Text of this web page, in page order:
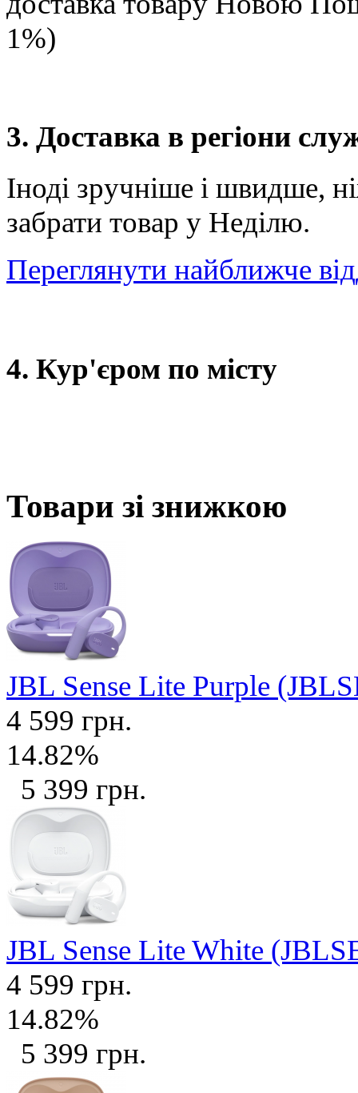
1%)
3. Доставка в регіони
Іноді зручніше і швидше,
забрати товар у Неділю.
Переглянути найближче
4. Кур'єром по місту
Товари зі знижкою
JBL Sense Lite Purple
4 599 грн.
14.82%
5 399 грн.
JBL Sense Lite White
4 599 грн.
14.82%
5 399 грн.